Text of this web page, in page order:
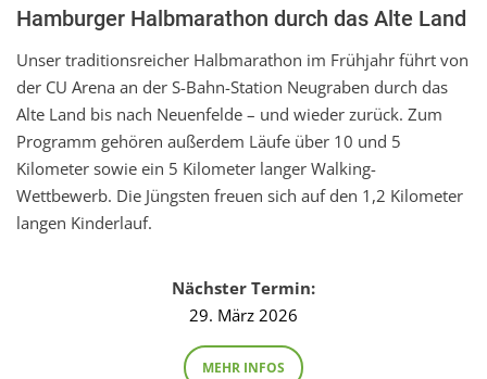
Hamburger Halbmarathon durch das Alte Land
Unser traditionsreicher Halbmarathon im Frühjahr führt von
der CU Arena an der S-Bahn-Station Neugraben durch das
Alte Land bis nach Neuenfelde – und wieder zurück. Zum
Programm gehören außerdem Läufe über 10 und 5
Kilometer sowie ein 5 Kilometer langer Walking-
Wettbewerb. Die Jüngsten freuen sich auf den 1,2 Kilometer
langen Kinderlauf.
Nächster Termin:
29. März 2026
MEHR INFOS